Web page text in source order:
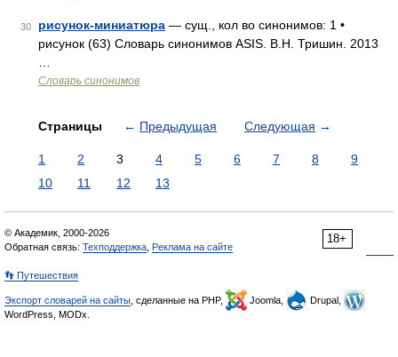
30 рисунок-миниатюра — сущ., кол во синонимов: 1 •
рисунок (63) Словарь синонимов ASIS. В.Н. Тришин. 2013
Словарь синонимов
Страницы ← Предыдущая Следующая →
1 2 3 4 5 6 7 8
9
10
11 12 13
18+
© Академик, 2000-2026
Обратная связь: Техподдержка Реклама на сайте
👣 Путешествия
Экспорт словарей на сайты , сделанные на PHP, Joomla,
Drupal,
WordPress, MODx.